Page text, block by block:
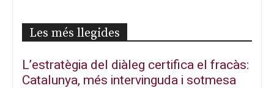
Les més llegides
L’estratègia del diàleg certifica el fracàs:
Catalunya, més intervinguda i sotmesa